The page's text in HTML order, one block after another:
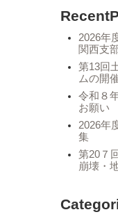
2026年
関西支
第13回
ムの開
令和８
お願い
2026年
集
第20７
崩壊・